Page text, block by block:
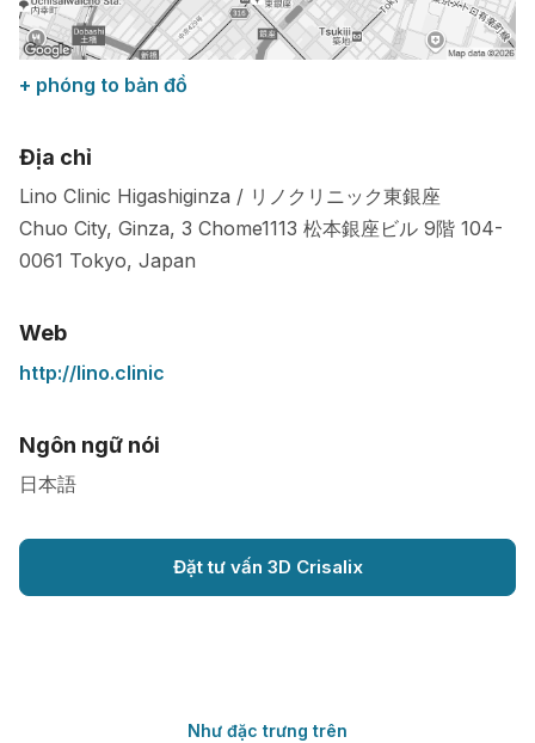
+ phóng to bản đồ
Địa chỉ
Lino Clinic Higashiginza / リノクリニック東銀座
Chuo City, Ginza, 3 Chome1113 松本銀座ビル 9階 104-
0061 Tokyo, Japan
Web
http://lino.clinic
Ngôn ngữ nói
日本語
Đặt tư vấn 3D Crisalix
Như đặc trưng trên